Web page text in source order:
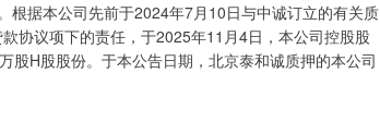
根据本公司先前于2024年7月10日与中诚订立的有关质
协议项下的责任，于2025年11月4日，本公司控股股
股H股股份。于本公告日期，北京泰和诚质押的本公司